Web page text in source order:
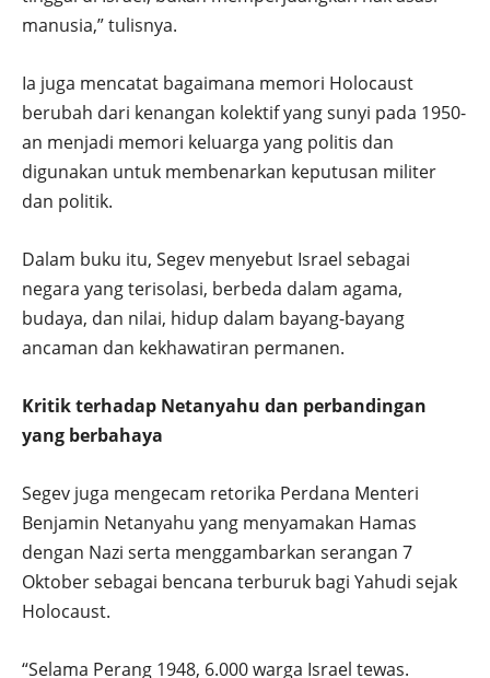
manusia,” tulisnya.
Ia juga mencatat bagaimana memori Holocaust
berubah dari kenangan kolektif yang sunyi pada 1950-
an menjadi memori keluarga yang politis dan
digunakan untuk membenarkan keputusan militer
dan politik.
Dalam buku itu, Segev menyebut Israel sebagai
negara yang terisolasi, berbeda dalam agama,
budaya, dan nilai, hidup dalam bayang-bayang
ancaman dan kekhawatiran permanen.
Kritik terhadap Netanyahu dan perbandingan
yang berbahaya
Segev juga mengecam retorika Perdana Menteri
Benjamin Netanyahu yang menyamakan Hamas
dengan Nazi serta menggambarkan serangan 7
Oktober sebagai bencana terburuk bagi Yahudi sejak
Holocaust.
“Selama Perang 1948, 6.000 warga Israel tewas.